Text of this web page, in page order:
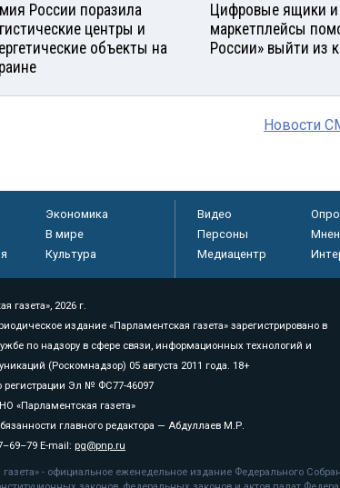
России поразила
центры и
объекты на
Цифровые ящики и
маркетплейсы
России» выйти из
Новости
Экономика
В мире
Культура
Видео
Персоны
Медиацентр
газета», 2026 г.
издание «Парламентская газета» зарегистрировано в
по надзору в сфере связи, информационных технологий и
(Роскомнадзор) 05 августа 2011 года. 18+
регистрации Эл № ФС77-46097
«Парламентская газета»
главного редактора — Абдуллаев М.Р.
E-mail: pg@pnp.ru
газета» - официальное еженедельное издание Федерального